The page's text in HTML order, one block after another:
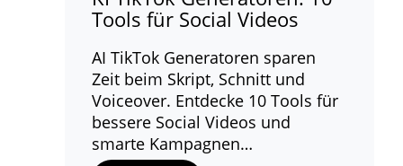
Tools für Social Videos
AI TikTok Generatoren sparen
Zeit beim Skript, Schnitt und
Voiceover. Entdecke 10 Tools für
bessere Social Videos und
smarte Kampagnen…